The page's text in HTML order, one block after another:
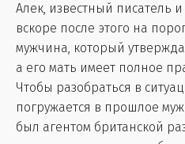
Алек, известный писатель
вскоре после этого на
мужчина, который
а его мать имеет полное
Чтобы разобраться в
погружается в прошлое
был агентом британской